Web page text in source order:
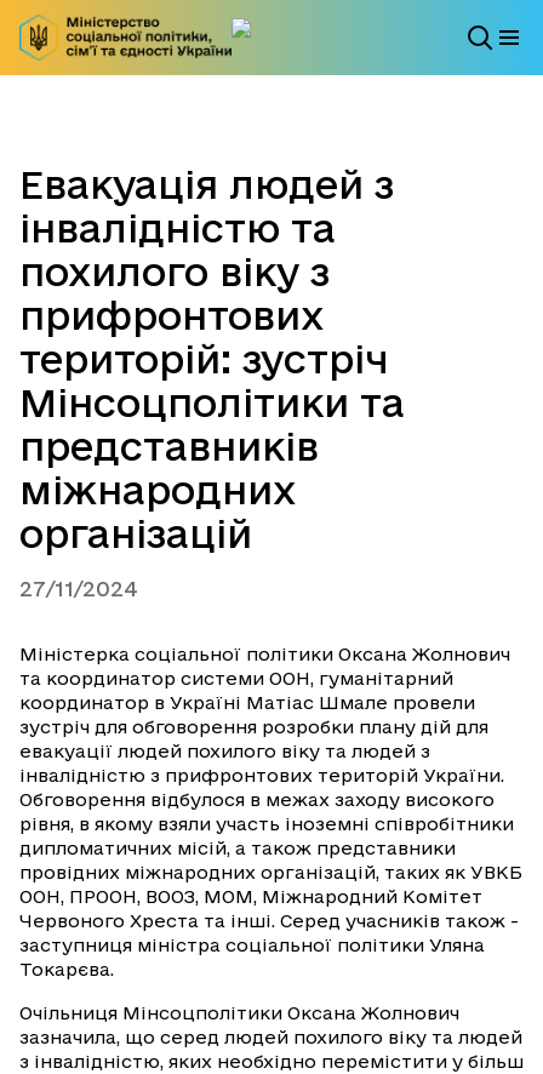
Евакуація людей з
інвалідністю та
похилого віку з
прифронтових
територій: зустріч
Мінсоцполітики та
представників
міжнародних
організацій
27/11/2024
Міністерка соціальної політики Оксана Жолнович
та координатор системи ООН, гуманітарний
координатор в Україні Матіас Шмале провели
зустріч для обговорення розробки плану дій для
евакуації людей похилого віку та людей з
інвалідністю з прифронтових територій України.
Обговорення відбулося в межах заходу високого
рівня, в якому взяли участь іноземні співробітники
дипломатичних місій, а також представники
провідних міжнародних організацій, таких як УВКБ
ООН, ПРООН, ВООЗ, МОМ, Міжнародний Комітет
Червоного Хреста та інші. Серед учасників також -
заступниця міністра соціальної політики Уляна
Токарєва.
Очільниця Мінсоцполітики Оксана Жолнович
зазначила, що серед людей похилого віку та людей
з інвалідністю, яких необхідно перемістити у більш